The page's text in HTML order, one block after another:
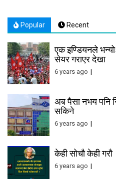
Popular Recent
एक इण्डियनले
सेयर गराएर देखा
6 years ago
अब पैसा नभय पनि
सकिने
6 years ago
केही सोचौ केही गरौ
6 years ago